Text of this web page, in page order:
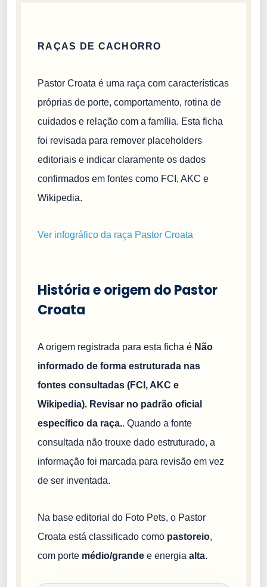
RAÇAS DE CACHORRO
Pastor Croata é uma raça com características
próprias de porte, comportamento, rotina de
cuidados e relação com a família. Esta ficha
foi revisada para remover placeholders
editoriais e indicar claramente os dados
confirmados em fontes como FCI, AKC e
Wikipedia.
Ver infográfico da raça Pastor Croata
História e origem do Pastor
Croata
A origem registrada para esta ficha é Não
informado de forma estruturada nas
fontes consultadas (FCI, AKC e
Wikipedia). Revisar no padrão oficial
específico da raça.. Quando a fonte
consultada não trouxe dado estruturado, a
informação foi marcada para revisão em vez
de ser inventada.
Na base editorial do Foto Pets, o Pastor
Croata está classificado como pastoreio,
com porte médio/grande e energia alta.